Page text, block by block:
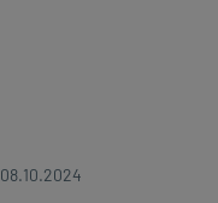
08.10.2024